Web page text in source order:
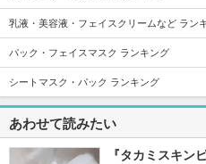
ンズ オイル アロマ
タイプ リフレシン
グシトラスの香り
アテニア
パワライ
SHISEIDO
乳液・美容液・フェイスクリームなど ラン
パック・フェイスマスク ランキング
シートマスク・パック ランキング
あわせて読みたい
『タカミスキン